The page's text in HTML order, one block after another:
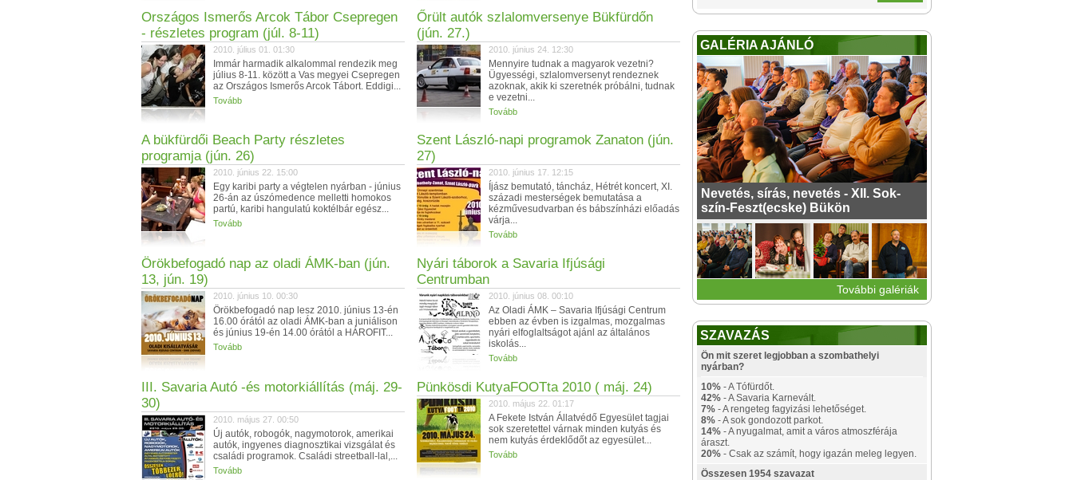
Országos Ismerős Arcok Tábor Csepregen
- részletes program (júl. 8-11)
2010. július 01. 01:30
Immár harmadik alkalommal rendezik meg
július 8-11. között a Vas megyei Csepregen
az Országos Ismerős Arcok Tábort. Eddigi...
Tovább
Őrült autók szlalomversenye Bükfürdőn
(jún. 27.)
2010. június 24. 12:30
Mennyire tudnak a magyarok vezetni?
Ügyességi, szlalomversenyt rendeznek
azoknak, akik ki szeretnék próbálni, tudnak
e vezetni...
Tovább
A bükfürdői Beach Party részletes
programja (jún. 26)
2010. június 22. 15:00
Egy karibi party a végtelen nyárban - június
26-án az úszómedence melletti homokos
partú, karibi hangulatú koktélbár egész...
Tovább
Szent László-napi programok Zanaton (jún.
27)
2010. június 17. 12:15
Íjász bemutató, táncház, Hétrét koncert, XI.
századi mesterségek bemutatása a
kézművesudvarban és bábszínházi előadás
várja...
Tovább
Örökbefogadó nap az oladi ÁMK-ban (jún.
13, jún. 19)
2010. június 10. 00:30
Örökbefogadó nap lesz 2010. június 13-én
16.00 órától az oladi ÁMK-ban a juniálison
és június 19-én 14.00 órától a HÁROFIT...
Tovább
Nyári táborok a Savaria Ifjúsági
Centrumban
2010. június 08. 00:10
Az Oladi ÁMK – Savaria Ifjúsági Centrum
ebben az évben is izgalmas, mozgalmas
nyári elfoglaltságot ajánl az általános
iskolás...
Tovább
III. Savaria Autó -és motorkiállítás (máj. 29-
30)
2010. május 27. 00:50
Új autók, robogók, nagymotorok, amerikai
autók, ingyenes diagnosztikai vizsgálat és
családi programok. Családi streetball-lal,...
Tovább
Pünkösdi KutyaFOOTta 2010 ( máj. 24)
2010. május 22. 01:17
A Fekete István Állatvédő Egyesület tagjai
sok szeretettel várnak minden kutyás és
nem kutyás érdeklődőt az egyesület...
Tovább
GALÉRIA AJÁNLÓ
Nevetés, sírás, nevetés - XII. Sok-
szín-Feszt(ecske) Bükön
További galériák
SZAVAZÁS
Ön mit szeret legjobban a szombathelyi
nyárban?
10% - A Tófürdőt.
42% - A Savaria Karnevált.
7% - A rengeteg fagyizási lehetőséget.
8% - A sok gondozott parkot.
14% - A nyugalmat, amit a város atmoszférája
áraszt.
20% - Csak az számít, hogy igazán meleg legyen.
Összesen 1954 szavazat